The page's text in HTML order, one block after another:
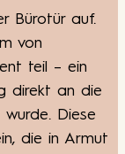
Bürotür auf.
von
teil – ein
direkt an die
Diese
die in Armut